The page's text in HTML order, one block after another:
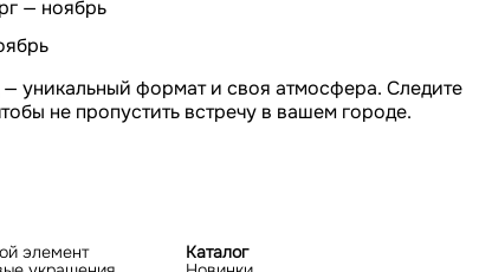
— ноябрь
уникальный формат и своя атмосфера. Следите
не пропустить встречу в вашем городе.
элемент
Каталог